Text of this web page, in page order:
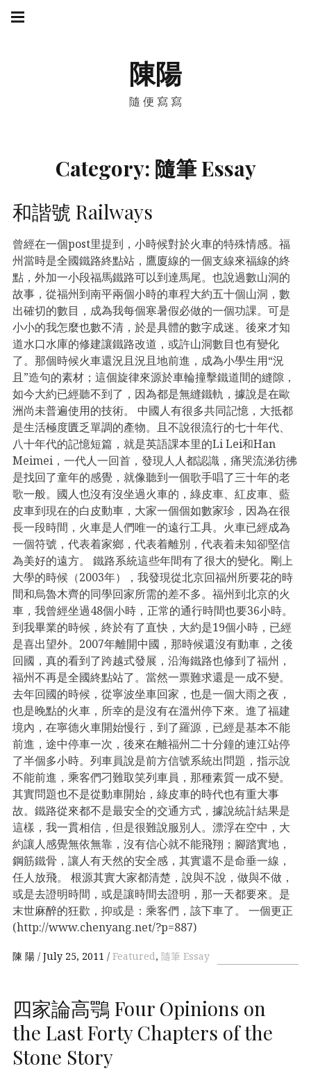
Skip
陳陽
隨便寫寫
navigation
Category: 隨筆 Essay
和諧號 Railways
曾經在一個post里提到，小時候對於火車的特殊情感。福
州當時是全國鐵路終點站，鷹廈線的一個支線來福線的終
點，外加一小段福馬鐵路可以到達馬尾。也說過數山洞的
故事，從福州到南平兩個小時的車程大約五十個山洞，數
出確切的數目，成為我每個寒暑假必做的一個功課。可是
小小的我怎麼也數不清，於是具體的數字成迷。後來才知
道水口水庫的修建讓鐵路改道，或許山洞數目也有變化
了。那個時候火車還況且況且地前進，成為小學生用“況
且”造句的素材；這個旋律來源於車輪撞擊鐵道間的縫隙，
如今大約已經聽不到了，因為都是無縫鐵軌，據說是在歐
洲尚未普遍使用的技術。 中國人有很多共同記憶，大抵都
是生活極度匱乏單調的產物。且不說很流行的七十年代、
八十年代的記憶短篇，就是英語課本里的Li Lei和Han
Meimei，一代人一回首，發現人人都認識，痛哭流涕彷彿
是找回了童年的感覺，就像聽到一個歌手唱了三十年的老
歌一般。國人也沒有沒坐過火車的，綠皮車、紅皮車、藍
皮車到現在的白皮動車，大家一個個如數家珍，因為在很
長一段時間，火車是人們唯一的遠行工具。火車已經成為
一個符號，代表着家鄉，代表着離別，代表着未知卻堅信
為美好的遠方。 鐵路系統這些年間有了很大的變化。剛上
大學的時候（2003年），我發現從北京回福州所要花的時
間和烏魯木齊的同學回家所需的差不多。福州到北京的火
車，我曾經坐過48個小時，正常的通行時間也要36小時。
到我畢業的時候，終於有了直快，大約是19個小時，已經
是喜出望外。2007年離開中國，那時候還沒有動車，之後
回國，真的看到了跨越式發展，沿海鐵路也修到了福州，
福州不再是全國終點站了。當然一票難求還是一成不變。
去年回國的時候，從寧波坐車回家，也是一個大雨之夜，
也是晚點的火車，所幸的是沒有在溫州停下來。進了福建
境內，在寧德火車開始慢行，到了羅源，已經是基本不能
前進，途中停車一次，後來在離福州二十分鐘的連江站停
了半個多小時。列車員說是前方信號系統出問題，指示說
不能前進，乘客們刁難取笑列車員，那種素質一成不變。
其實問題也不是從動車開始，綠皮車的時代也有重大事
故。鐵路從來都不是最安全的交通方式，據說統計結果是
這樣，我一貫相信，但是很難說服別人。漂浮在空中，大
約讓人感覺無依無靠，沒有信心就不能飛翔；腳踏實地，
鋼筋鐵骨，讓人有天然的安全感，其實還不是命垂一線，
任人放飛。 根源其實大家都清楚，說與不說，做與不做，
或是去證明時間，或是讓時間去證明，那一天都要來。是
末世麻醉的狂歡，抑或是：乘客們，該下車了。 一個更正
(http://www.chenyang.net/?p=887)
陳 陽 July 25, 2011 Featured, 隨筆 Essay
四家論高鶚 Four Opinions on
the Last Forty Chapters of the
Stone Story